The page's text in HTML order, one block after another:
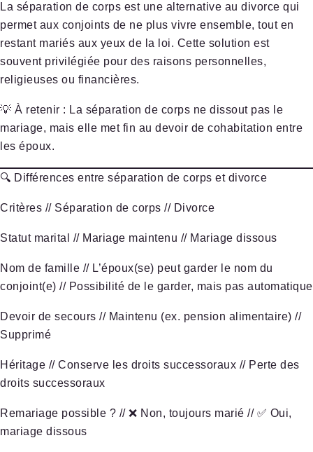
La séparation de corps est une alternative au divorce qui
permet aux conjoints de ne plus vivre ensemble, tout en
restant mariés aux yeux de la loi. Cette solution est
souvent privilégiée pour des raisons personnelles,
religieuses ou financières.
💡 À retenir : La séparation de corps ne dissout pas le
mariage, mais elle met fin au devoir de cohabitation entre
les époux.
🔍 Différences entre séparation de corps et divorce
Critères // Séparation de corps // Divorce
Statut marital // Mariage maintenu // Mariage dissous
Nom de famille // L’époux(se) peut garder le nom du
conjoint(e) // Possibilité de le garder, mais pas automatique
Devoir de secours // Maintenu (ex. pension alimentaire) //
Supprimé
Héritage // Conserve les droits successoraux // Perte des
droits successoraux
Remariage possible ? // ❌ Non, toujours marié // ✅ Oui,
mariage dissous